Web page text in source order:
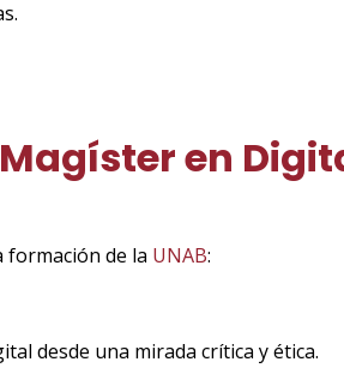
Magíster en
formación de la UNAB:
desde una mirada crítica y ética.